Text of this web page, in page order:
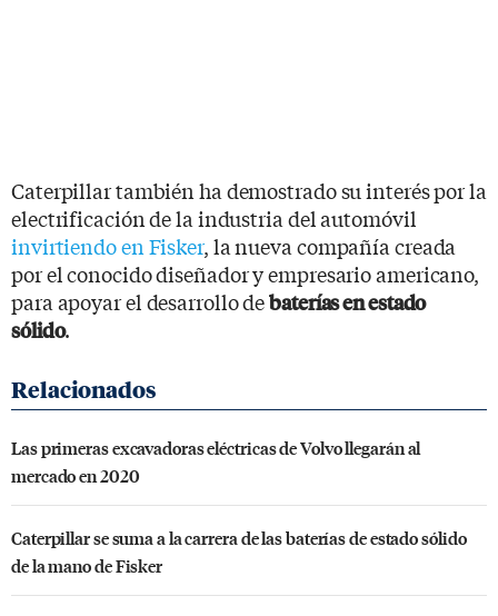
Caterpillar también ha demostrado su interés por la
electrificación de la industria del automóvil
invirtiendo en Fisker, la nueva compañía creada
por el conocido diseñador y empresario americano,
para apoyar el desarrollo debaterías en estado
sólido.
Las primeras excavadoras eléctricas de Volvo llegarán al
mercado en 2020
Caterpillar se suma a la carrera de las baterías de estado sólido
de la mano de Fisker